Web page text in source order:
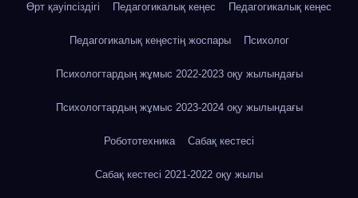
Өрт қауіпсіздігі Педагогикалық кеңес Педагогикалық кеңес
Педагогикалық кеңестің жоспары Психолог
Психологтардың жұмыс 2022-2023 оқу жылындағы
Психологтардың жұмыс 2023-2024 оқу жылындағы
Робототехника Сабақ кестесі
Сабақ кестесі 2021-2022 оқу жылы